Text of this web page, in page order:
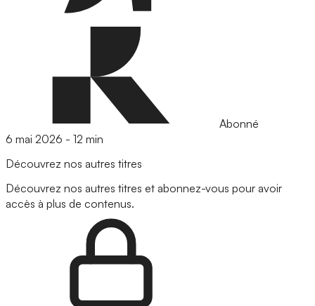
Abonné
6 mai 2026 - 12 min
Découvrez nos autres titres
Découvrez nos autres titres et abonnez-vous pour avoir
accès à plus de contenus.